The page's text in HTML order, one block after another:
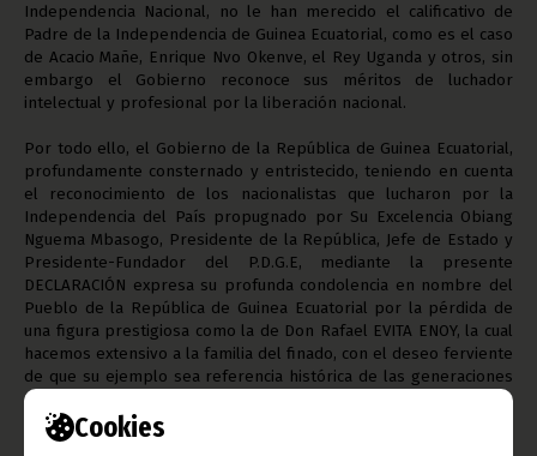
Cookies
Independencia Nacional, no le han merecido el calificativo de
Padre de la Independencia de Guinea Ecuatorial, como es el caso
de Acacio Mañe, Enrique Nvo Okenve, el Rey Uganda y otros, sin
embargo el Gobierno reconoce sus méritos de luchador
intelectual y profesional por la liberación nacional.
Por todo ello, el Gobierno de la República de Guinea Ecuatorial,
profundamente consternado y entristecido, teniendo en cuenta
el reconocimiento de los nacionalistas que lucharon por la
Independencia del País propugnado por Su Excelencia Obiang
Nguema Mbasogo, Presidente de la República, Jefe de Estado y
Presidente-Fundador del P.D.G.E, mediante la presente
DECLARACIÓN expresa su profunda condolencia en nombre del
Pueblo de la República de Guinea Ecuatorial por la pérdida de
una figura prestigiosa como la de Don Rafael EVITA ENOY, la cual
hacemos extensivo a la familia del finado, con el deseo ferviente
de que su ejemplo sea referencia histórica de las generaciones
futuras de nuestro País. Descanse en Paz.
Bata, 03 de diciembre de 2009 Por Una Guinea Mejor EL